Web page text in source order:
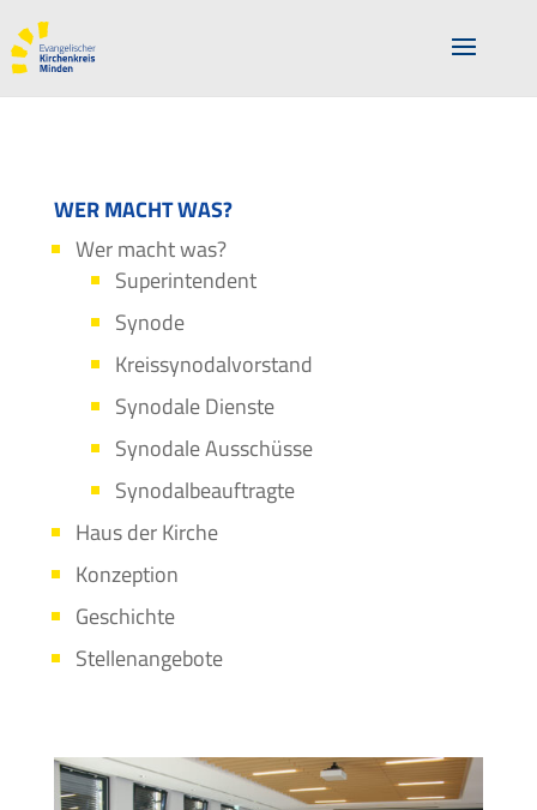
WER MACHT WAS?
Wer macht was?
Superintendent
Synode
Kreissynodalvorstand
Synodale Dienste
Synodale Ausschüsse
Synodalbeauftragte
Haus der Kirche
Konzeption
Geschichte
Stellenangebote